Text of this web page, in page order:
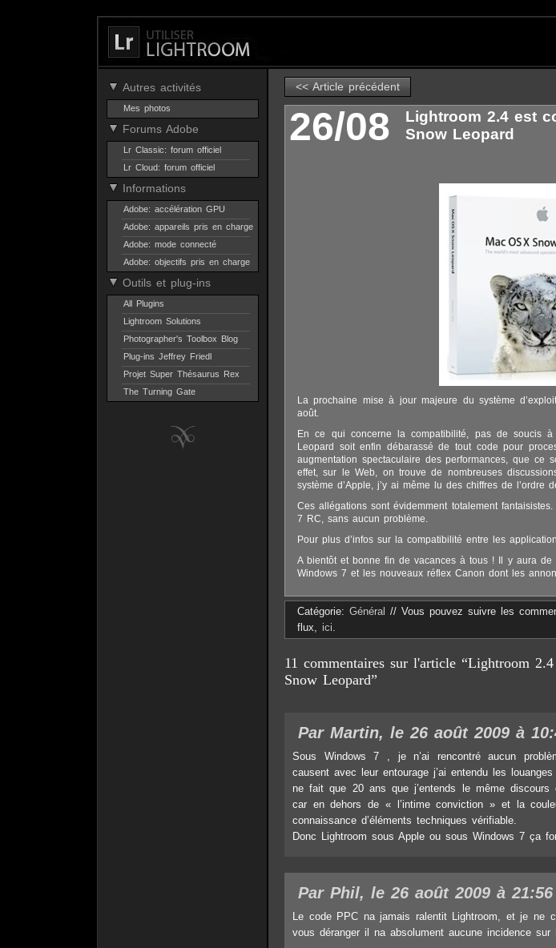
Autres activités
Mes photos
Forums Adobe
Lr Classic: forum officiel
Lr Cloud: forum officiel
Informations
Adobe: accélération GPU
Adobe: appareils pris en charge
Adobe: mode connecté
Adobe: objectifs pris en charge
Outils et plug-ins
All Plugins
Lightroom Solutions
Photographer's Toolbox Blog
Plug-ins Jeffrey Friedl
Projet Super Thésaurus Rex
The Turning Gate
<< Article précédent
26/08
Lightroom 2.4 est
Snow Leopard
La prochaine mise à jour majeure du système
août.
En ce qui concerne la compatibilité, pas de soucis
Leopard soit enfin débarassé de tout code pour
augmentation spectaculaire des performances, que ce
effet, sur le Web, on trouve de nombreuses
système d’Apple, j’y ai même lu des chiffres de l’ordre
Ces allégations sont évidemment totalement
7 RC, sans aucun problème.
Pour plus d’infos sur la compatibilité entre les
A bientôt et bonne fin de vacances à tous ! Il y aura
Windows 7 et les nouveaux réflex Canon dont les
Catégorie: Général // Vous pouvez suivre les
flux, ici.
11 commentaires sur l'article “Lightroom
Snow Leopard”
Par Martin, le 26 août 2009 à
Sous Windows 7 , je n’ai rencontré aucun
causent avec leur entourage j’ai entendu les
ne fait que 20 ans que j’entends le même
car en dehors de « l’intime conviction » et la
connaissance d’éléments techniques vérifiable.
Donc Lightroom sous Apple ou sous Windows 7 ça
Par Phil, le 26 août 2009 à 21:56
Le code PPC na jamais ralentit Lightroom, et je ne
vous déranger il na absolument aucune incidence sur